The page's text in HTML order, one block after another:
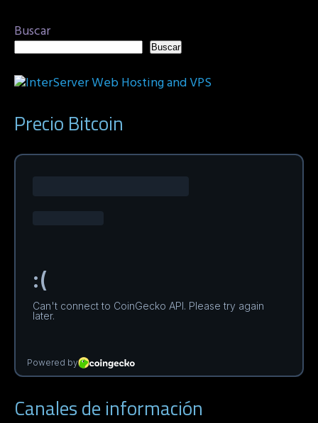
Buscar
Buscar
Precio Bitcoin
Canales de información